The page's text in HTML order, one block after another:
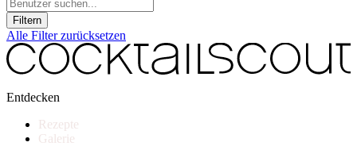
Filtern
Alle Filter zurücksetzen
Entdecken
Rezepte
Galerie